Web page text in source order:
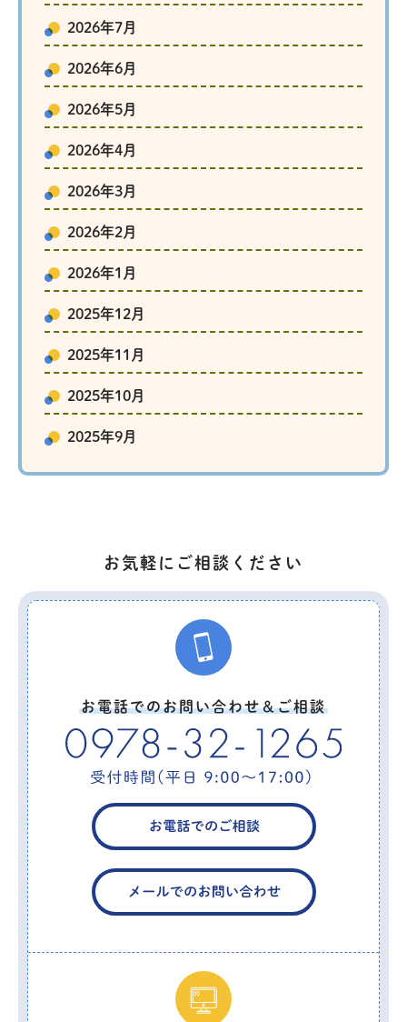
2026年7月
2026年6月
2026年5月
2026年4月
2026年3月
2026年2月
2026年1月
2025年12月
2025年11月
2025年10月
2025年9月
お気軽にご相談ください
お電話でのお問い合わせ＆ご相談